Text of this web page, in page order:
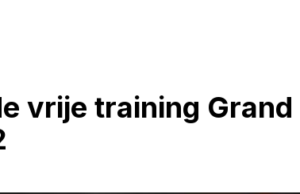
vrije training Grand